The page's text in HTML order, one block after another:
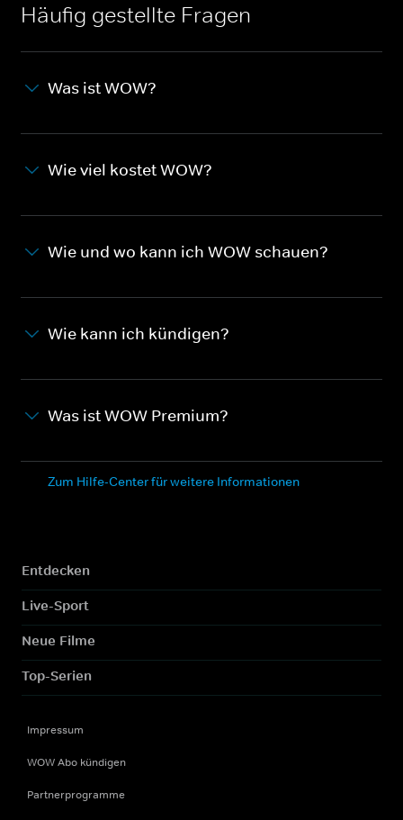
Häufig gestellte Fragen
Was ist WOW?
Wie viel kostet WOW?
Wie und wo kann ich WOW schauen?
Wie kann ich kündigen?
Was ist WOW Premium?
Zum Hilfe-Center für weitere Informationen
Entdecken
Live-Sport
Neue Filme
Top-Serien
Impressum
WOW Abo kündigen
Partnerprogramme